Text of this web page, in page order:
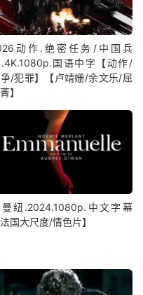
动作.绝密任务/中国兵
国语中字【动作/
/犯罪】【卢靖姗/余文乐/屈
】
纽.2024.1080p.中文字幕
法国大尺度/情色片】